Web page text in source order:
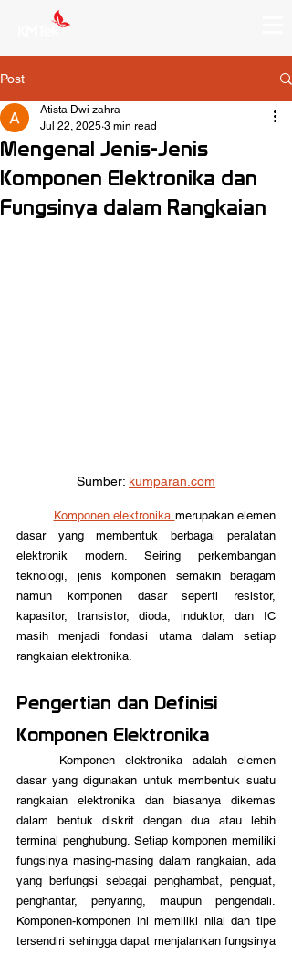
Post
Mengenal Jenis-Jenis
Komponen Elektronika dan
Fungsinya dalam Rangkaian
Atista Dwi zahra
Jul 22, 2025 3 min read
Sumber: kumparan.com
Komponen elektronika merupakan elemen
dasar yang membentuk berbagai peralatan
elektronik modern. Seiring perkembangan
teknologi, jenis komponen semakin beragam
namun komponen dasar seperti resistor,
kapasitor, transistor, dioda, induktor, dan IC
masih menjadi fondasi utama dalam setiap
rangkaian elektronika.
Pengertian dan Definisi
Komponen Elektronika
dasar yang digunakan untuk membentuk suatu
rangkaian elektronika dan biasanya dikemas
dalam bentuk diskrit dengan dua atau lebih
terminal penghubung. Setiap komponen memiliki
fungsinya masing-masing dalam rangkaian, ada
yang berfungsi sebagai penghambat, penguat,
penghantar, penyaring, maupun pengendali.
Komponen-komponen ini memiliki nilai dan tipe
tersendiri sehingga dapat menjalankan fungsinya